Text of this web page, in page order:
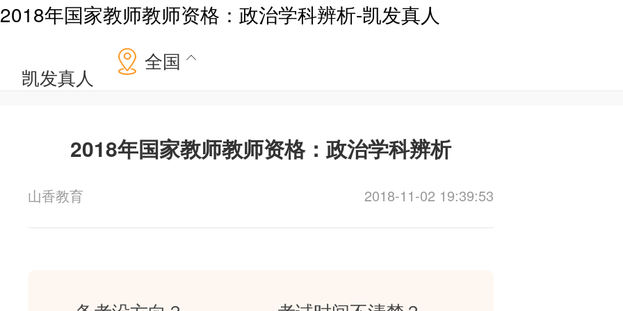
2018年国家教师教师资格：政治学科辨析-凯发真人
凯发真人
全国
2018年国家教师教师资格：政治学科辨析
山香教育 2018-11-02 19:39:53